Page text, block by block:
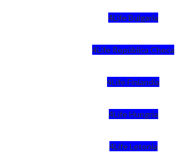
4Life Bulgaria
4Life República Checa
4Life Finlandia
4Life Hungria
4Life Letonia